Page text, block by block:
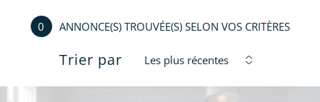
0 ANNONCE(S) TROUVÉE(S) SELON VOS CRITÈRES
Trier par Les plus récentes